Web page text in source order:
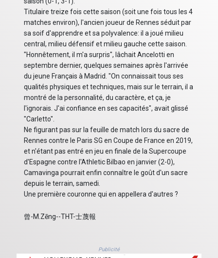
Titulaire treize fois cette saison (soit une fois tous les 4
matches environ), l'ancien joueur de Rennes séduit par
sa soif d'apprendre et sa polyvalence: il a joué milieu
central, milieu défensif et milieu gauche cette saison.
"Honnêtement, il m'a surpris", lâchait Ancelotti en
septembre dernier, quelques semaines après l'arrivée
du jeune Français à Madrid. "On connaissait tous ses
qualités physiques et techniques, mais sur le terrain, il a
montré de la personnalité, du caractère, et ça, je
l'ignorais. J'ai confiance en ses capacités", avait glissé
"Carletto".
Ne figurant pas sur la feuille de match lors du sacre de
Rennes contre le Paris SG en Coupe de France en 2019,
et n'étant pas entré en jeu en finale de la Supercoupe
d'Espagne contre l'Athletic Bilbao en janvier (2-0),
Camavinga pourrait enfin connaître le goût d'un sacre
depuis le terrain, samedi.
Une première couronne qui en appellera d'autres ?
曾-M.Zēng--THT-士蔑報
Publicité